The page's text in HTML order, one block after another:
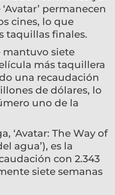
permanecen
cines, lo que
taquillas finales.
mantuvo siete
más taquillera
una recaudación
de dólares, lo
uno de la
‘Avatar: The Way of
agua’), es la
con 2.343
siete semanas